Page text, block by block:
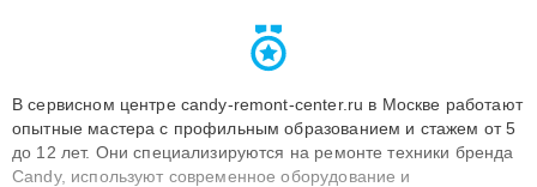
В сервисном центре candy-remont-center.ru в Москве работают
опытные мастера с профильным образованием и стажем от 5
до 12 лет. Они специализируются на ремонте техники бренда
Candy, используют современное оборудование и